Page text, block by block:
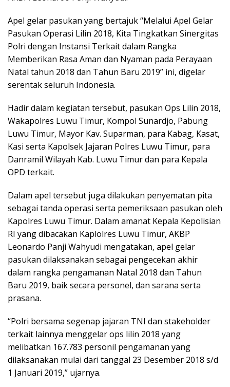
Apel gelar pasukan yang bertajuk “Melalui Apel Gelar
Pasukan Operasi Lilin 2018, Kita Tingkatkan Sinergitas
Polri dengan Instansi Terkait dalam Rangka
Memberikan Rasa Aman dan Nyaman pada Perayaan
Natal tahun 2018 dan Tahun Baru 2019” ini, digelar
serentak seluruh Indonesia.
Hadir dalam kegiatan tersebut, pasukan Ops Lilin 2018,
Wakapolres Luwu Timur, Kompol Sunardjo, Pabung
Luwu Timur, Mayor Kav. Suparman, para Kabag, Kasat,
Kasi serta Kapolsek Jajaran Polres Luwu Timur, para
Danramil Wilayah Kab. Luwu Timur dan para Kepala
OPD terkait.
Dalam apel tersebut juga dilakukan penyematan pita
sebagai tanda operasi serta pemeriksaan pasukan oleh
Kapolres Luwu Timur. Dalam amanat Kepala Kepolisian
RI yang dibacakan Kaplolres Luwu Timur, AKBP
Leonardo Panji Wahyudi mengatakan, apel gelar
pasukan dilaksanakan sebagai pengecekan akhir
dalam rangka pengamanan Natal 2018 dan Tahun
Baru 2019, baik secara personel, dan sarana serta
prasana.
“Polri bersama segenap jajaran TNI dan stakeholder
terkait lainnya menggelar ops lilin 2018 yang
melibatkan 167.783 personil pengamanan yang
dilaksanakan mulai dari tanggal 23 Desember 2018 s/d
1 Januari 2019,” ujarnya.